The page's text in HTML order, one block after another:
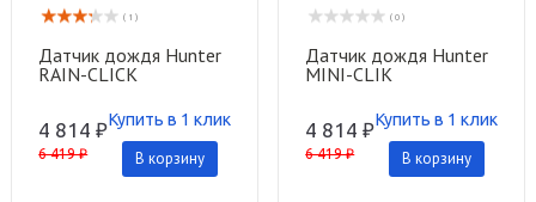
( 1 )
Датчик дождя Hunter
RAIN-CLIСK
4 814 ₽
6 419 ₽
Купить в 1 клик
В корзину
( 0 )
Датчик дождя Hunter
MINI-CLIK
4 814 ₽
6 419 ₽
Купить в 1 клик
В корзину